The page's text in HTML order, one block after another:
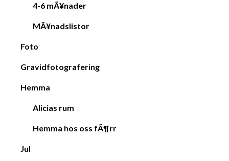
4-6 mÃ¥nader
MÃ¥nadslistor
Foto
Gravidfotografering
Hemma
Alicias rum
Hemma hos oss fÃ¶rr
Jul